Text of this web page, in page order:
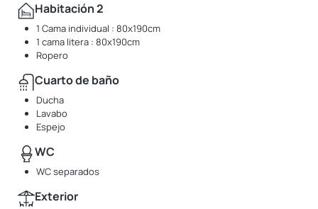
Habitación 2
1 Cama individual : 80x190cm
1 cama litera : 80x190cm
Ropero
Cuarto de baño
Ducha
Lavabo
Espejo
WC
WC separados
Exterior